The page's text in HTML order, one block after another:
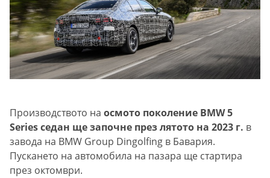
Производството на осмото поколение BMW 5
Series седан ще започне през лятото на 2023 г. в
завода на BMW Group Dingolfing в Бавария.
Пускането на автомобила на пазара ще стартира
през октомври.